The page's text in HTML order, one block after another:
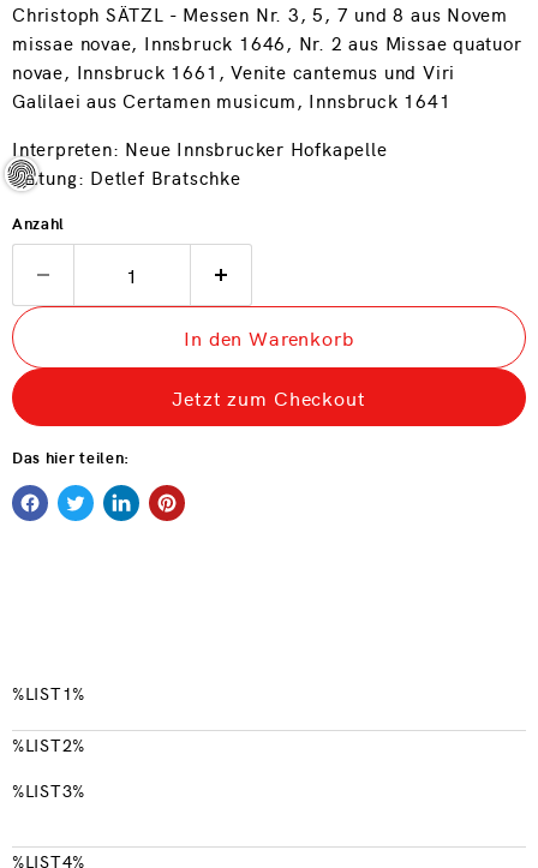
Christoph SÄTZL - Messen Nr. 3, 5, 7 und 8 aus Novem
missae novae, Innsbruck 1646, Nr. 2 aus Missae quatuor
novae, Innsbruck 1661, Venite cantemus und Viri
Galilaei aus Certamen musicum, Innsbruck 1641
Interpreten: Neue Innsbrucker Hofkapelle
Leitung: Detlef Bratschke
Anzahl
In den Warenkorb
Jetzt zum Checkout
Das hier teilen:
%LIST1%
%LIST2%
%LIST3%
%LIST4%